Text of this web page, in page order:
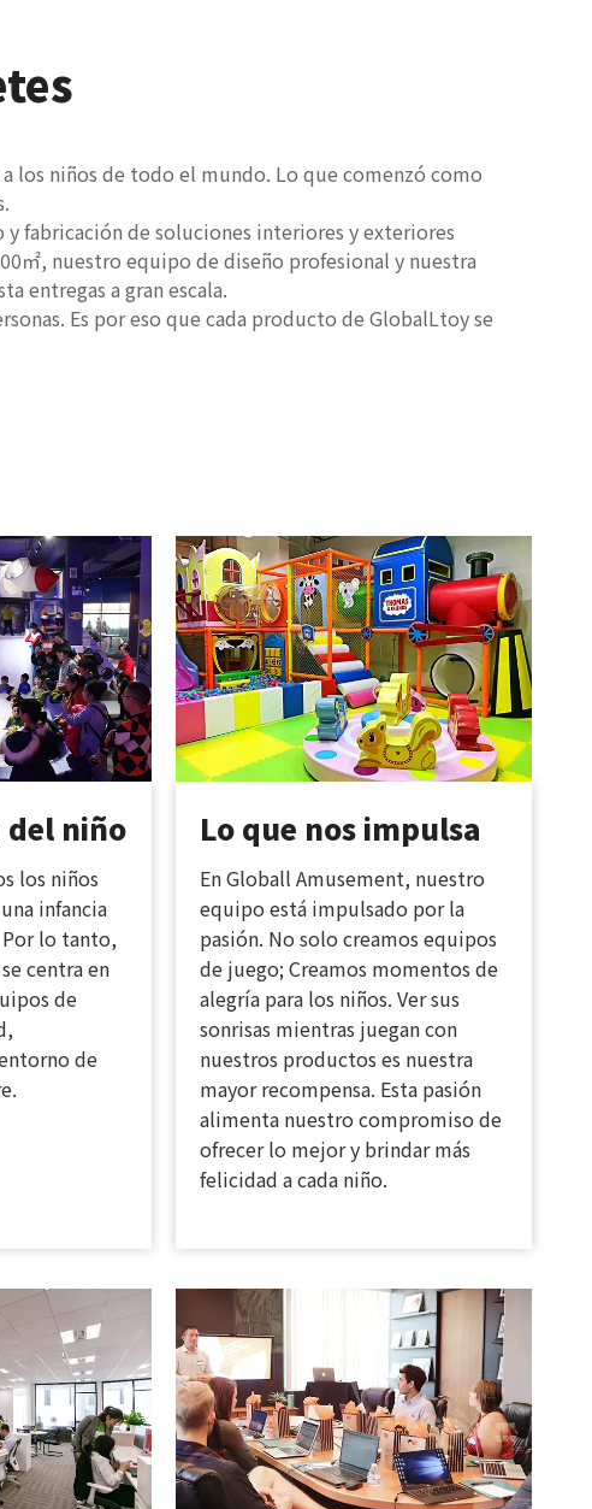
los niños de todo el mundo. Lo que comenzó como
y fabricación de soluciones interiores y exteriores
㎡, nuestro equipo de diseño profesional y nuestra
entregas a gran escala.
Es por eso que cada producto de GlobalLtoy se
del niño
los niños
infancia
lo tanto,
centra en
de
de
Lo que nos impulsa
En Globall Amusement, nuestro
equipo está impulsado por la
pasión. No solo creamos equipos
de juego; Creamos momentos de
alegría para los niños. Ver sus
sonrisas mientras juegan con
nuestros productos es nuestra
mayor recompensa. Esta pasión
alimenta nuestro compromiso de
ofrecer lo mejor y brindar más
felicidad a cada niño.